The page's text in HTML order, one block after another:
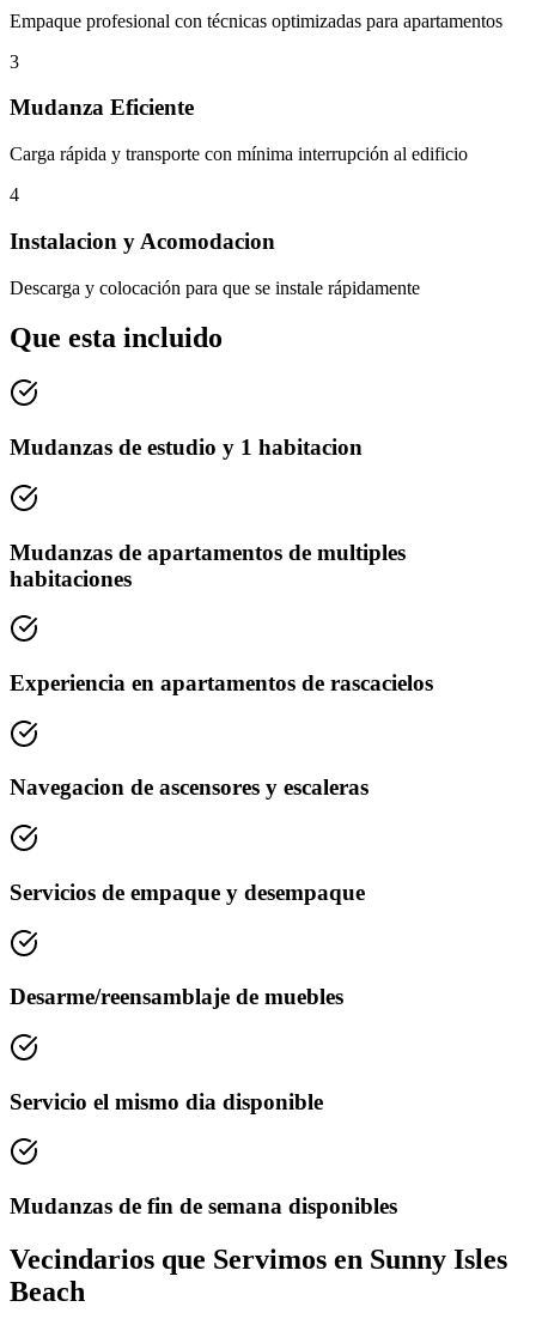
Empaque profesional con técnicas optimizadas para apartamentos
3
Mudanza Eficiente
Carga rápida y transporte con mínima interrupción al edificio
4
Instalacion y Acomodacion
Descarga y colocación para que se instale rápidamente
Que esta incluido
Mudanzas de estudio y 1 habitacion
Mudanzas de apartamentos de multiples
habitaciones
Experiencia en apartamentos de rascacielos
Navegacion de ascensores y escaleras
Servicios de empaque y desempaque
Desarme/reensamblaje de muebles
Servicio el mismo dia disponible
Mudanzas de fin de semana disponibles
Vecindarios que Servimos en Sunny Isles
Beach